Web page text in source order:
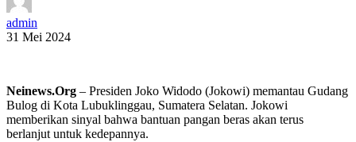
admin
31 Mei 2024
Neinews.Org – Presiden Joko Widodo (Jokowi) memantau Gudang
Bulog di Kota Lubuklinggau, Sumatera Selatan. Jokowi
memberikan sinyal bahwa bantuan pangan beras akan terus
berlanjut untuk kedepannya.